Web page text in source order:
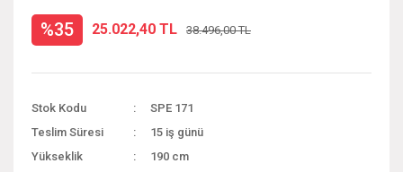
%35 25.022,40 TL 38.496,00 TL
Stok Kodu
SPE 171
Teslim Süresi
15 iş günü
Yükseklik
190 cm